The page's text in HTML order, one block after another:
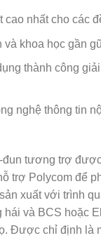
cao nhất cho các
và khoa học gần
thành công
nghệ thông tin
tương trợ
trợ Polycom để
sản xuất với trình
hái và BCS hoặc
Được chỉ định là